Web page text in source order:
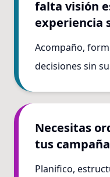
falta visión
experiencia
Acompaño,
decisiones sin
Necesitas
tus
Planifico,